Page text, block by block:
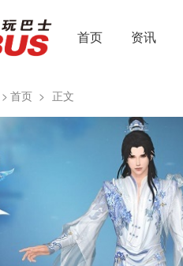
首页 资讯
> 首页 > 正文